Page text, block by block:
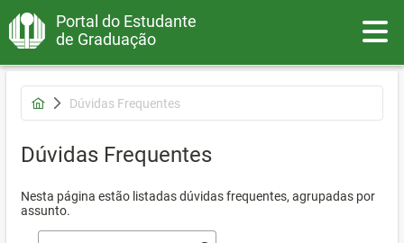
Portal do Estudante
de Graduação
Dúvidas Frequentes
Dúvidas Frequentes
Nesta página estão listadas dúvidas frequentes, agrupadas por
assunto.